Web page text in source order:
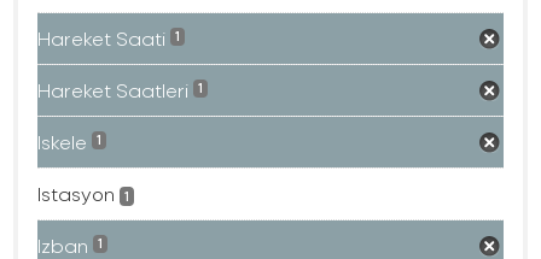
Hareket Saati 1
Hareket Saatleri 1
Iskele 1
Istasyon 1
Izban 1